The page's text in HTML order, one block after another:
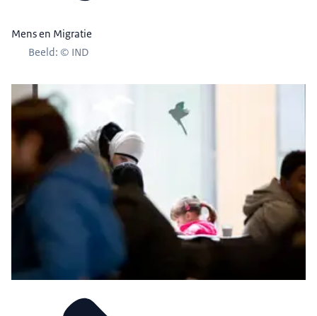
Mens en Migratie
Beeld: © IND